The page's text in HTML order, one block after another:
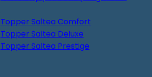
Topper Saltea Comfort
Topper Saltea Deluxe
Topper Saltea Prestige